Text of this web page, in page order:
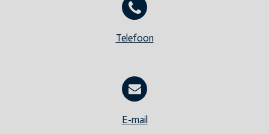
Telefoon
E-mail